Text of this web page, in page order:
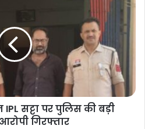
सट्टा पर पुलिस की बड़ी
गिरफ्तार